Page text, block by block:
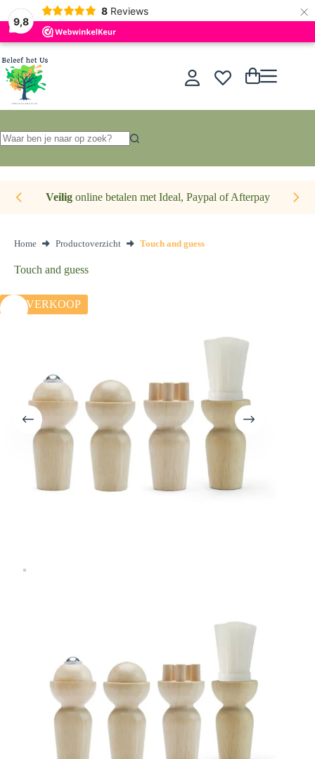
9,8
8 Reviews ×
Ga
naar
de
inhoud
Winkelwagen
resultaten
Veiligonline betalen met Ideal, Paypal of Afterpay
Home Productoverzicht Touch and guess
Touch and guess
UITVERKOOP